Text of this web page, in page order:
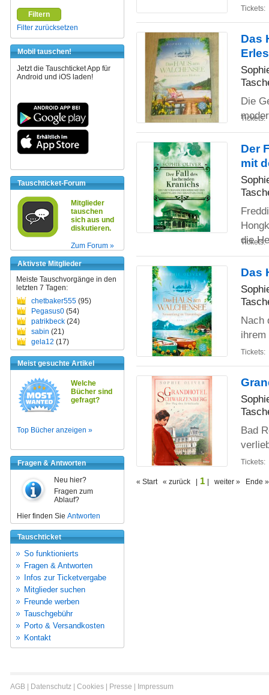
Filtern
Filter zurücksetzen
Mobil tauschen!
Jetzt die Tauschticket App für
Android und iOS laden!
Tauschticket-Forum
Mitglieder
tauschen
sich aus und
diskutieren.
Zum Forum »
Aktivste Mitglieder
Meiste Tauschvorgänge in den
letzten 7 Tagen:
chetbaker555 (95)
Pegasus0 (54)
patrikbeck (24)
sabin (21)
gela12 (17)
Meist gesuchte Artikel
Welche
Bücher sind
gefragt?
Top Bücher anzeigen »
Fragen & Antworten
Neu hier?
Fragen zum
Ablauf?
Hier finden Sie Antworten
Tauschticket
So funktionierts
Fragen & Antworten
Infos zur Ticketvergabe
Mitglieder suchen
Freunde werben
Tauschgebühr
Porto & Versandkosten
Kontakt
Tickets:
Das
Die
Tickets:
Der
mit
die
Tickets:
Das
Nach
Tickets:
Bad
Tickets:
« Start « zurück | 1 | weiter » Ende »
AGB | Datenschutz | Cookies | Presse | Impressum